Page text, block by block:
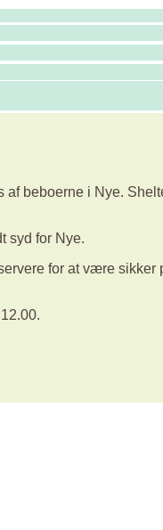
beboerne i Nye.
syd for Nye.
for at være